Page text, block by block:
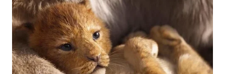
WN
BINJAI
CIREBON